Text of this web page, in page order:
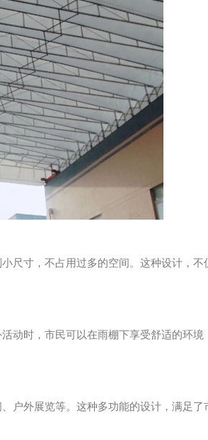
尺寸，不占用过多的空间。这种设计，
动时，市民可以在雨棚下享受舒适的环
户外展览等。这种多功能的设计，满足